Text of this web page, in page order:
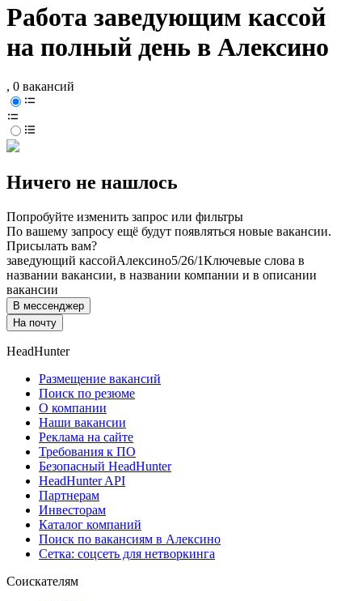
Работа заведующим кассой
на полный день в Алексино
, 0 вакансий
Ничего не нашлось
Попробуйте изменить запрос или фильтры
По вашему запросу ещё будут появляться новые вакансии.
Присылать вам?
заведующий кассойАлексино5/26/1Ключевые слова в
названии вакансии, в названии компании и в описании
вакансии
В мессенджер
На почту
HeadHunter
Размещение вакансий
Поиск по резюме
О компании
Наши вакансии
Реклама на сайте
Требования к ПО
Безопасный HeadHunter
HeadHunter API
Партнерам
Инвесторам
Каталог компаний
Поиск по вакансиям в Алексино
Сетка: соцсеть для нетворкинга
Соискателям